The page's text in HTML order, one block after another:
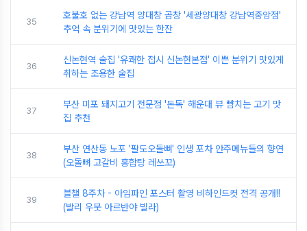
35
호불호 없는 강남역 양대창 곱창 '세광양대창 강남역중앙점'
추억 속 분위기에 맛있는 한잔
36
신논현역 술집 '유쾌한 접시 신논현본점' 이쁜 분위기 맛있게
취하는 조용한 술집
37
부산 미포 돼지고기 전문점 '돈독' 해운대 뷰 뺨치는 고기 맛
집 추천
38
부산 연산동 노포 '팔도오돌뼈' 인생 포차 안주메뉴들의 향연
(오돌뼈 고갈비 홍합탕 레쓰꼬)
39
블챌 8주차 - 아임파인 포스터 촬영 비하인드컷 전격 공개!!
(발리 우붓 아르반야 빌라)